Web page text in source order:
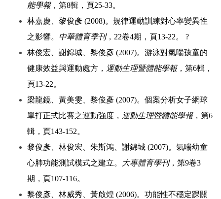
能學報，第8輯，頁25-33。
林嘉慶、黎俊彥 (2008)。規律運動訓練對心率變異性
之影響。 中華體育季刊，22卷4期，頁13-22。 ?
林俊宏、謝錦城、黎俊彥 (2007)。游泳對氣喘孩童的
健康效益與運動處方， 運動生理暨體能學報，第6輯，
頁13-22。
梁龍鏡、黃美雯、黎俊彥 (2007)。個案分析女子網球
單打正式比賽之運動強度， 運動生理暨體能學報，第6
輯，頁143-152。
黎俊彥、林俊宏、朱斯鴻、謝錦城 (2007)。氣喘幼童
心肺功能測試模式之建立。
大專體育學刊，第9卷3
期，頁107-116。
黎俊彥、林威秀、黃啟煌 (2006)。功能性不穩定踝關